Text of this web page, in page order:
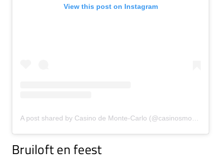
View this post on Instagram
A post shared by Casino de Monte-Carlo (@casinosmontecarlo)
Bruiloft en feest